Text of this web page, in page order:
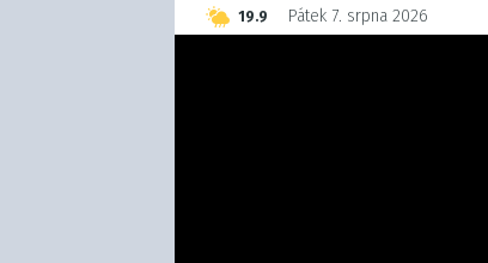
19.9 Czech
Pátek 7. srpna 2026